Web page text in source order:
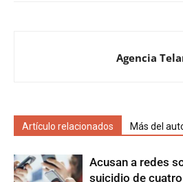
Agencia
Artículo relacionados Más del
Acusan a redes
suicidio de